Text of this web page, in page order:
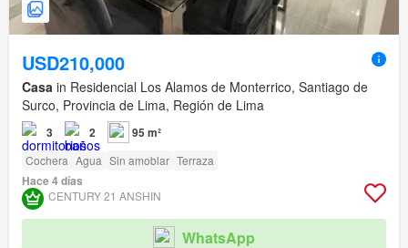
USD210,000
Casa in Residencial Los Alamos de Monterrico, Santiago de
Surco, Provincia de Lima, Región de Lima
3 2 95 m²
Cochera Agua Sin amoblar Terraza
Hace 4 días
CENTURY 21 ANSHIN
WhatsApp